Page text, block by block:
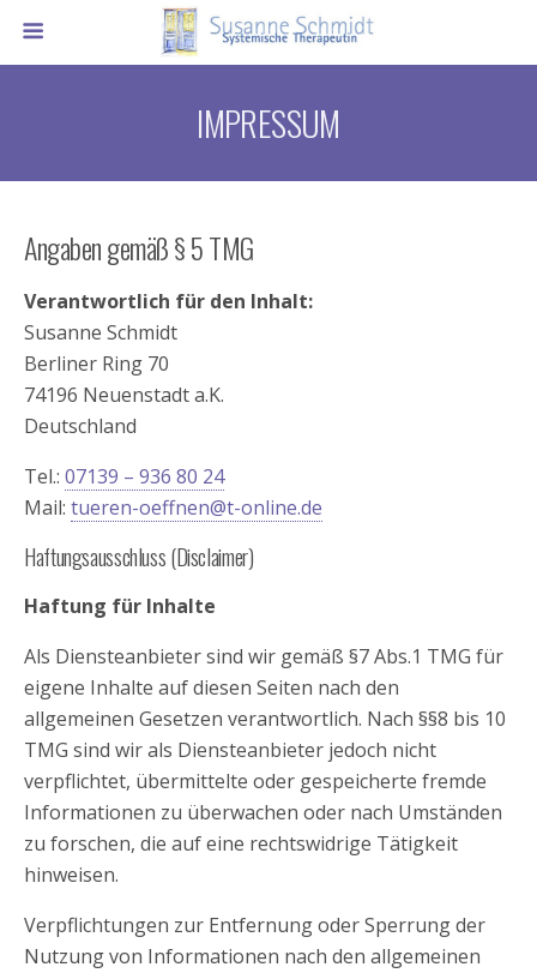
IMPRESSUM
Angaben gemäß § 5 TMG
Verantwortlich für den Inhalt:
Susanne Schmidt
Berliner Ring 70
74196 Neuenstadt a.K.
Deutschland
Tel.: 07139 – 936 80 24
Mail: tueren-oeffnen@t-online.de
Haftungsausschluss (Disclaimer)
Haftung für Inhalte
Als Diensteanbieter sind wir gemäß §7 Abs.1 TMG für
eigene Inhalte auf diesen Seiten nach den
allgemeinen Gesetzen verantwortlich. Nach §§8 bis 10
TMG sind wir als Diensteanbieter jedoch nicht
verpflichtet, übermittelte oder gespeicherte fremde
Informationen zu überwachen oder nach Umständen
zu forschen, die auf eine rechtswidrige Tätigkeit
hinweisen.
Verpflichtungen zur Entfernung oder Sperrung der
Nutzung von Informationen nach den allgemeinen